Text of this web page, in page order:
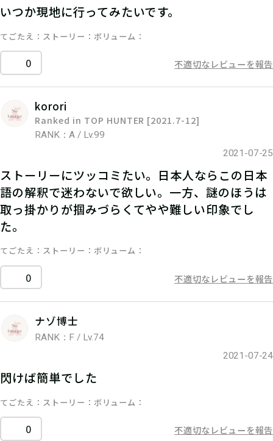
いつか現地に行ってみたいです。
てごたえ ストーリー ボリューム
0 不適切なレビューを報告
korori
Ranked in TOP HUNTER [2021.7-12]
RANK：A / Lv.99
2021-07-25
ストーリーにツッコミたい。日本人ならこの日本
語の解釈で迷わないで欲しい。一方、謎のほうは
取っ掛かりが掴みづらくてやや難しい印象でし
た。
てごたえ ストーリー ボリューム
0 不適切なレビューを報告
ナゾ博士
RANK：F / Lv.74
2021-07-24
閃けば簡単でした
てごたえ ストーリー ボリューム
0 不適切なレビューを報告